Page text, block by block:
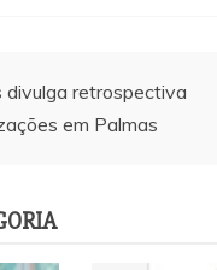
divulga retrospectiva
em Palmas